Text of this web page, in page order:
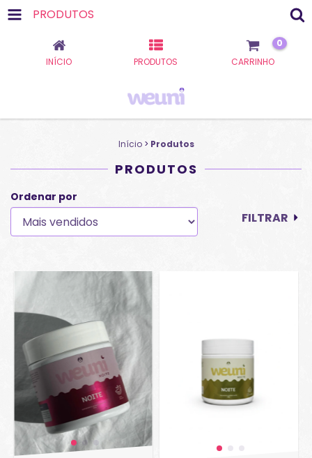
PRODUTOS
INÍCIO PRODUTOS CARRINHO
0
Início > Produtos
PRODUTOS
Ordenar por
FILTRAR